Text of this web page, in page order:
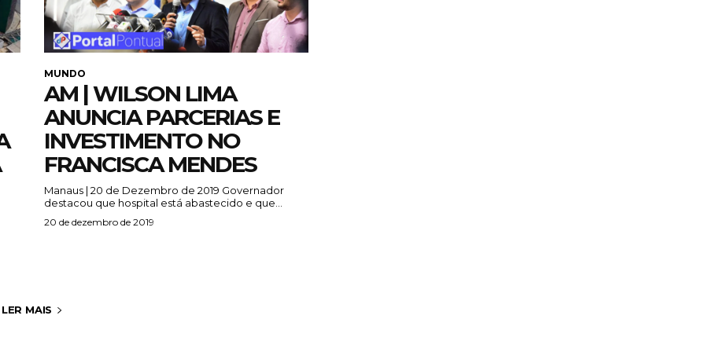
MUNDO
AM | WILSON LIMA
ANUNCIA PARCERIAS E
INVESTIMENTO NO
FRANCISCA MENDES
Manaus | 20 de Dezembro de 2019 Governador
destacou que hospital está abastecido e que...
20 de dezembro de 2019
LER MAIS